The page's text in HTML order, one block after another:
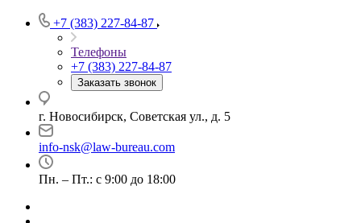
+7 (383) 227-84-87
Телефоны
+7 (383) 227-84-87
Заказать звонок
г. Новосибирск, Советская ул., д. 5
info-nsk@law-bureau.com
Пн. – Пт.: с 9:00 до 18:00